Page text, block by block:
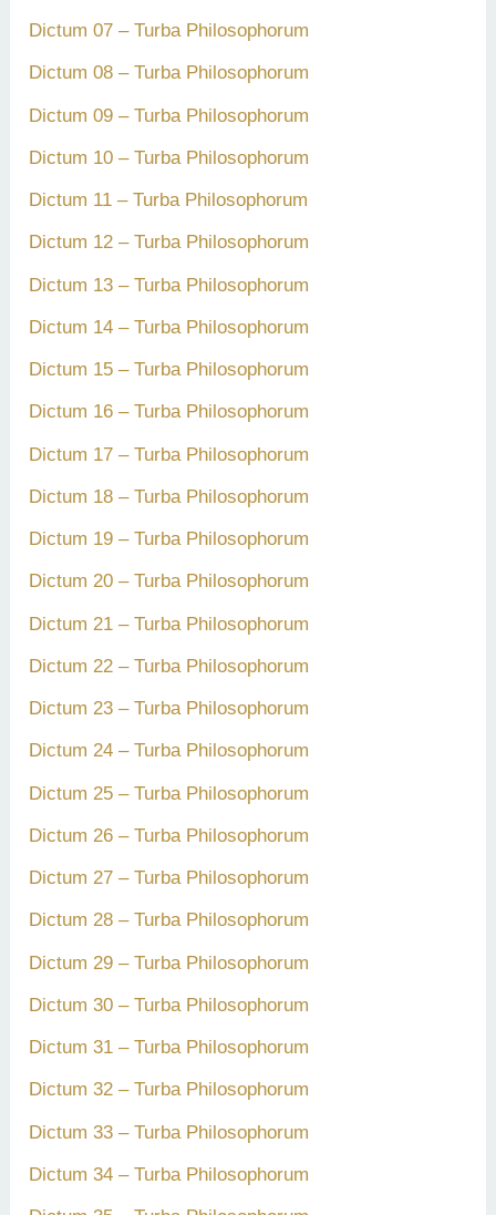
Dictum 07 – Turba Philosophorum
Dictum 08 – Turba Philosophorum
Dictum 09 – Turba Philosophorum
Dictum 10 – Turba Philosophorum
Dictum 11 – Turba Philosophorum
Dictum 12 – Turba Philosophorum
Dictum 13 – Turba Philosophorum
Dictum 14 – Turba Philosophorum
Dictum 15 – Turba Philosophorum
Dictum 16 – Turba Philosophorum
Dictum 17 – Turba Philosophorum
Dictum 18 – Turba Philosophorum
Dictum 19 – Turba Philosophorum
Dictum 20 – Turba Philosophorum
Dictum 21 – Turba Philosophorum
Dictum 22 – Turba Philosophorum
Dictum 23 – Turba Philosophorum
Dictum 24 – Turba Philosophorum
Dictum 25 – Turba Philosophorum
Dictum 26 – Turba Philosophorum
Dictum 27 – Turba Philosophorum
Dictum 28 – Turba Philosophorum
Dictum 29 – Turba Philosophorum
Dictum 30 – Turba Philosophorum
Dictum 31 – Turba Philosophorum
Dictum 32 – Turba Philosophorum
Dictum 33 – Turba Philosophorum
Dictum 34 – Turba Philosophorum